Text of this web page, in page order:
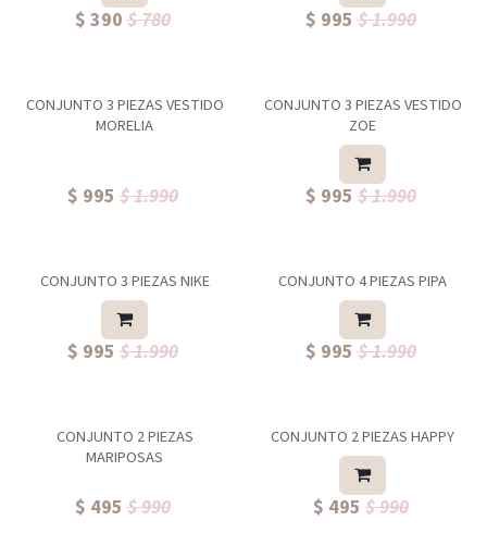
$ 390$ 780 $ 995 $ 1.990
💫Destacado💕
CONJUNTO 3 PIEZAS VESTIDO
MORELIA
$ 995 $ 1.990
💫Destacado💕
CONJUNTO 3 PIEZAS VESTIDO
ZOE
$ 995 $ 1.990
💫Destacado💕
CONJUNTO 3 PIEZAS NIKE
$ 995 $ 1.990
CONJUNTO 4 PIEZAS PIPA
$ 995 $ 1.990
CONJUNTO 2 PIEZAS
MARIPOSAS
$ 495 $ 990
CONJUNTO 2 PIEZAS HAPPY
$ 495 $ 990